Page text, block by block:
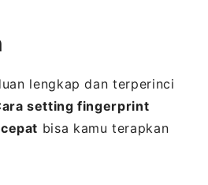
lengkap dan terperinci
setting fingerprint
bisa kamu terapkan